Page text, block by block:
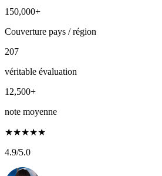
150,000+
Couverture pays / région
207
véritable évaluation
12,500+
note moyenne
★★★★★
4.9/5.0